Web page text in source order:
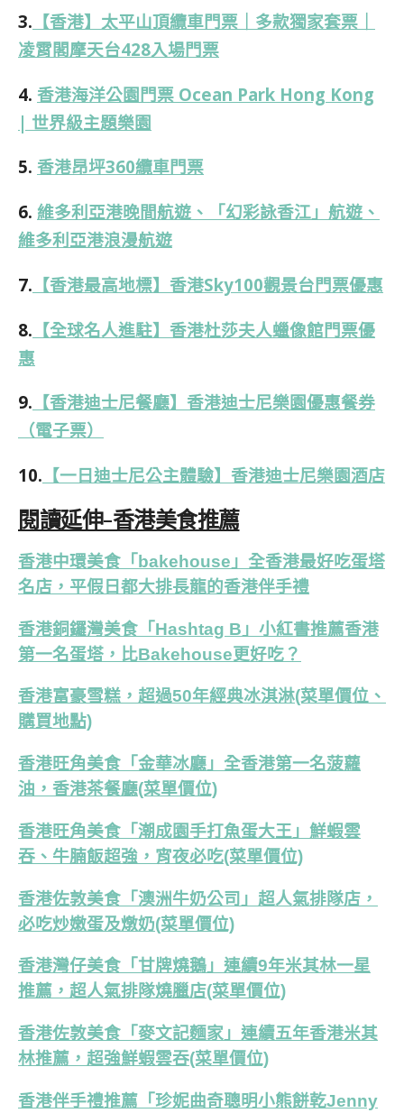
3. 【香港】太平山頂纜車門票｜多款獨家套票｜
凌霄閣摩天台428入場門票
4. 香港海洋公園門票 Ocean Park Hong Kong
| 世界級主題樂園
5. 香港昂坪360纜車門票
6. 維多利亞港晚間航遊、「幻彩詠香江」航遊、
維多利亞港浪漫航遊
7. 【香港最高地標】香港Sky100觀景台門票優惠
8. 【全球名人進駐】香港杜莎夫人蠟像館門票優
惠
9. 【香港迪士尼餐廳】香港迪士尼樂園優惠餐券
（電子票）
10. 【一日迪士尼公主體驗】香港迪士尼樂園酒店
閱讀延伸-香港美食推薦
香港中環美食「bakehouse」全香港最好吃蛋塔
名店，平假日都大排長龍的香港伴手禮
香港銅鑼灣美食「Hashtag B」小紅書推薦香港
第一名蛋塔，比Bakehouse更好吃？
香港富豪雪糕，超過50年經典冰淇淋(菜單價位、
購買地點)
香港旺角美食「金華冰廳」全香港第一名菠蘿
油，香港茶餐廳(菜單價位)
香港旺角美食「潮成園手打魚蛋大王」鮮蝦雲
吞、牛腩飯超強，宵夜必吃(菜單價位)
香港佐敦美食「澳洲牛奶公司」超人氣排隊店，
必吃炒嫩蛋及燉奶(菜單價位)
香港灣仔美食「甘牌燒鵝」連續9年米其林一星
推薦，超人氣排隊燒臘店(菜單價位)
香港佐敦美食「麥文記麵家」連續五年香港米其
林推薦，超強鮮蝦雲吞(菜單價位)
香港伴手禮推薦「珍妮曲奇聰明小熊餅乾Jenny